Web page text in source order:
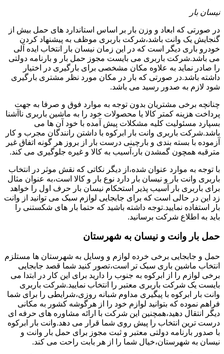
نیسان بار
در صورتی که ابعاد و وزن بار بر اساس استاندارد های حمل بیش از
گنجایش یک وانت باشد،شرکت باربری موظف به پیشنهاد کردن
خودرو باری دیگر است که در این زمان نیسان بار انتخاب ایده آلی
می باشد.شرکت باربری می بایست مجوز حمل بار و بارنامه دولتی
را صادر نماید به علاوه مکان مشخصی برای بارگیری در اختیار
داشته باشد.در صورتی که بار در مکان مورد نظر مشتری بارگیری
شود لازم به صدور رسید می باشد.
چنانچه برخی مشتریان بدون توجه به موارد فوق و صرفا به جهت
پرداخت هزینه کمتر کالا یا محصولات خود را به ماشین باربری ناآشنا
بسپارد مسئولیت کلیه مشکلات پیش آمده با خود آن ها می
باشد.شرکت باربری وانت بار ابرکوه با داشتن رانندگان مجرب و کار
آزموده با بسته بندی و بارچینی درست بار از بروز هر گونه اتفاق غیر
مترقبه همچون گمشدن بار،آسیب به کالا و غیره جلوگیری می کند.
با توجه به موارد عنوان شده،از دیگر نکاتی که نقش موثر در انتخاب
باربری وانت بار و نیسان بار دارد نوع بار و کالا است،به عنوان مثال
برای باربری بار آسیب پذیر استحکام نیسان بار حرف اول را خواهد
زد این در حالی است که برای جابجایی لوازم سبک می توانید از وانت
بار استفاده نمایید.توجه داشته باشید که حتما بار های شکستنی را
باید به اطلاع شرکت برسانید.
حمل بار وانت و نیسان به شهرستان
حمل و جابجایی برخی خرده لوازم و وسایل به شهرستان ها مستلزم
انتخاب ماشین باری سبک تر است،تصور کنید شما قصد جابجایی
برخی لوازم را از ابرکوه به جنوب را دارید برای این کار در ابتدا می
بایست یک شرکت باربری معتبر را انتخاب نمایید.شرکت باربری
وانت بار ابرکوه با پیگیری مداوم شبانه روزی،شرایطی را برای شما
فراهم نموده که بتوانید لوازم خود را از هرگوشه کشور به مکانی
دیگر انتقال دهید،همچنین این شرکت با ارائه مشاوره های حرفه ای
درست ترین انتخاب را پیش روی شما قرار می دهد.وانت بار ابرکوه
با صدور بارنامه دولتی معتبر و ثبت مجوز برای حمل بار وانت و
نیسان به شهرستان،خیال شما را از هر بابت راحت می کند.